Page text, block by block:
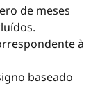
de meses
à
baseado